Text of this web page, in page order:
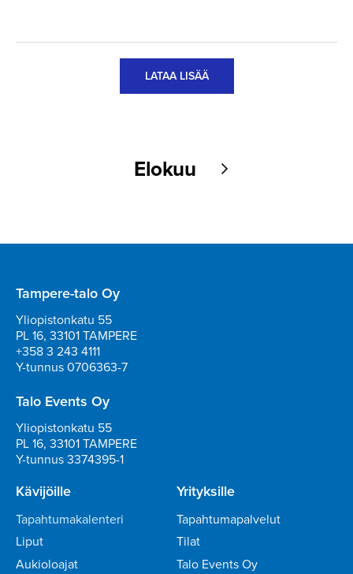
LATAA LISÄÄ
Elokuu
Tampere-talo Oy
Yliopistonkatu 55
PL 16, 33101 TAMPERE
+358 3 243 4111
Y-tunnus 0706363-7
Talo Events Oy
Yliopistonkatu 55
PL 16, 33101 TAMPERE
Y-tunnus 3374395-1
Kävijöille
Tapahtumakalenteri
Liput
Aukioloajat
Yrityksille
Tapahtumapalvelut
Tilat
Talo Events Oy